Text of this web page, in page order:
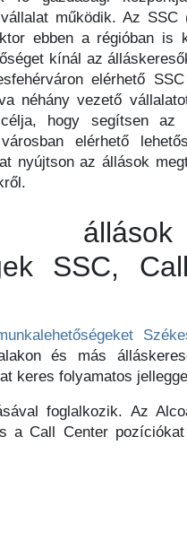
működik. Az SSC
ebben a régióban is
kínál az
elérhető
néhány vezető
hogy segítsen az
elérhető
nyújtson az állások
SSC,
és más
keres folyamatos
foglalkozik. Az
a Call Center